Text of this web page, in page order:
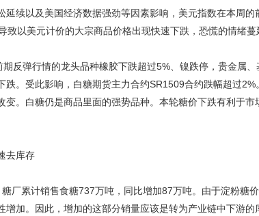
续以及美国经济数据强劲等因素影响，美元指数在本周的
致以美元计价的大宗商品价格出现快速下跌，恐慌的情绪蔓
弹行情的龙头品种橡胶下跌超过5%、镍跌停，贵金属、
跌。受此影响，白糖期货主力合约SR1509合约跌幅超过
变。白糖仍是商品里面的强势品种。本轮糖价下跌有利于市
库存
累计销售食糖737万吨，同比增加87万吨。由于淀粉糖
增加。因此，增加的这部分销量应该是转为产业链中下游的